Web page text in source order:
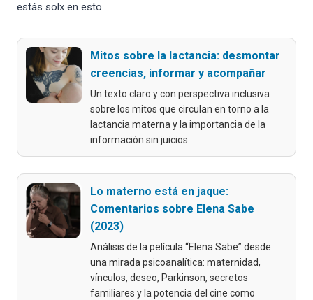
estás solx en esto.
Mitos sobre la lactancia: desmontar
creencias, informar y acompañar
Un texto claro y con perspectiva inclusiva
sobre los mitos que circulan en torno a la
lactancia materna y la importancia de la
información sin juicios.
Lo materno está en jaque:
Comentarios sobre Elena Sabe
(2023)
Análisis de la película “Elena Sabe” desde
una mirada psicoanalítica: maternidad,
vínculos, deseo, Parkinson, secretos
familiares y la potencia del cine como